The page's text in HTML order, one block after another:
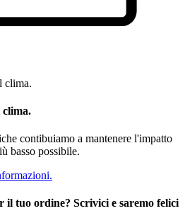
clima.
contibuiamo a mantenere l'impatto
basso possibile.
il tuo ordine? Scrivici e saremo felici